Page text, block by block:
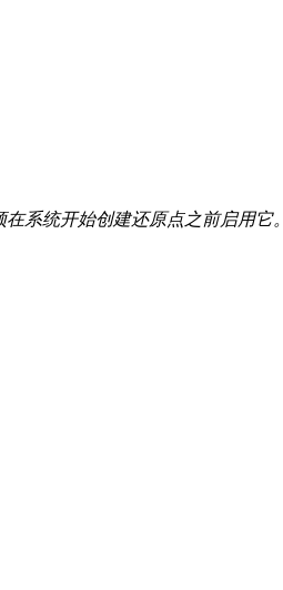
系统开始创建还原点之前启用它。